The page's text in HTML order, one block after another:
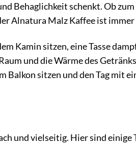
Behaglichkeit schenkt. Ob
Alnatura Malz Kaffee ist immer
Kamin sitzen, eine Tasse
und die Wärme des
Balkon sitzen und den Tag mit
und vielseitig. Hier sind einige